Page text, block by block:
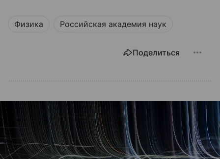
Физика Российская академия наук
Поделиться